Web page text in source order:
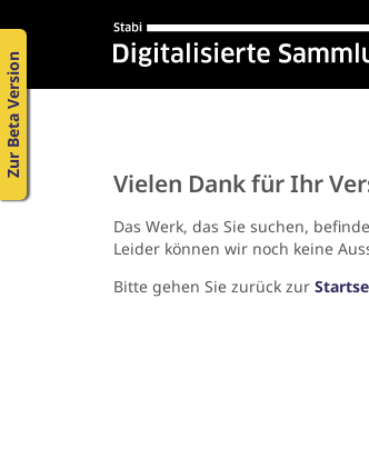
Zur Beta Version
Vielen Dank für Ihr
Das Werk, das Sie suchen,
Leider können wir noch keine
Bitte gehen Sie zurück zur